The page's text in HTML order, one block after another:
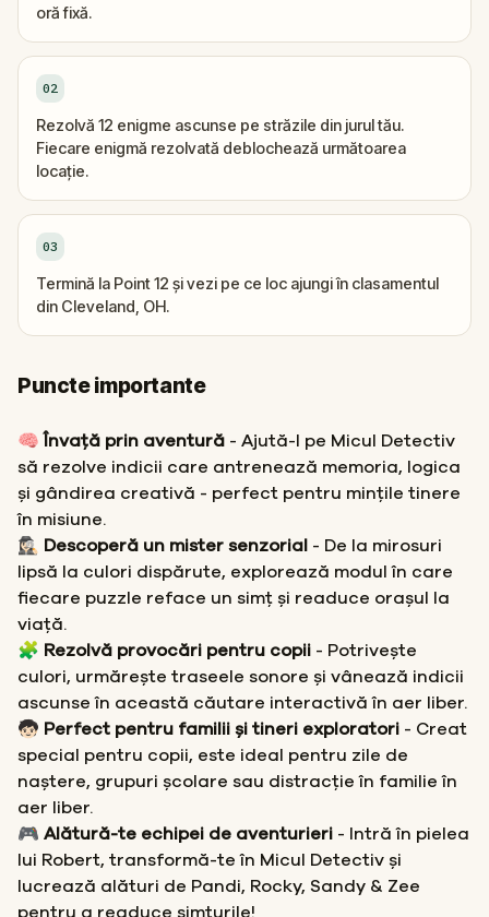
oră fixă.
02
Rezolvă 12 enigme ascunse pe străzile din jurul tău.
Fiecare enigmă rezolvată deblochează următoarea
locație.
03
Termină la Point 12 și vezi pe ce loc ajungi în clasamentul
din Cleveland, OH.
Puncte importante
🧠 Învață prin aventură - Ajută-l pe Micul Detectiv
să rezolve indicii care antrenează memoria, logica
și gândirea creativă - perfect pentru mințile tinere
în misiune.
🕵🏻‍♀️ Descoperă un mister senzorial - De la mirosuri
lipsă la culori dispărute, explorează modul în care
fiecare puzzle reface un simț și readuce orașul la
viață.
🧩 Rezolvă provocări pentru copii - Potrivește
culori, urmărește traseele sonore și vânează indicii
ascunse în această căutare interactivă în aer liber.
🧒🏻 Perfect pentru familii și tineri exploratori - Creat
special pentru copii, este ideal pentru zile de
naștere, grupuri școlare sau distracție în familie în
aer liber.
🎮 Alătură-te echipei de aventurieri - Intră în pielea
lui Robert, transformă-te în Micul Detectiv și
lucrează alături de Pandi, Rocky, Sandy & Zee
pentru a readuce simțurile!